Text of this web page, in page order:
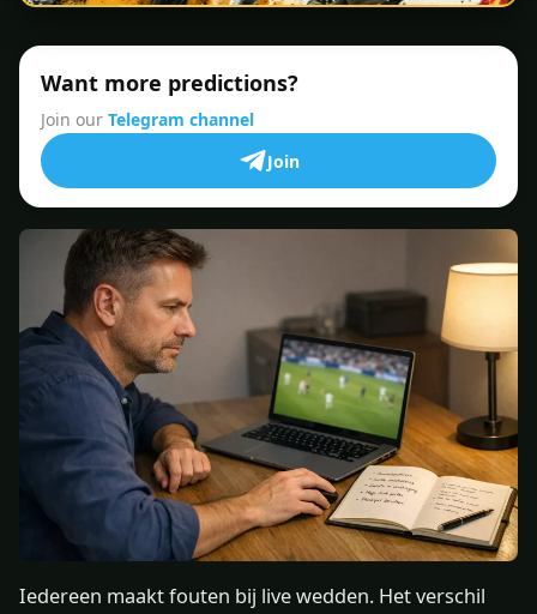
Want more predictions?
Join our Telegram channel
Join
Iedereen maakt fouten bij live wedden. Het verschil